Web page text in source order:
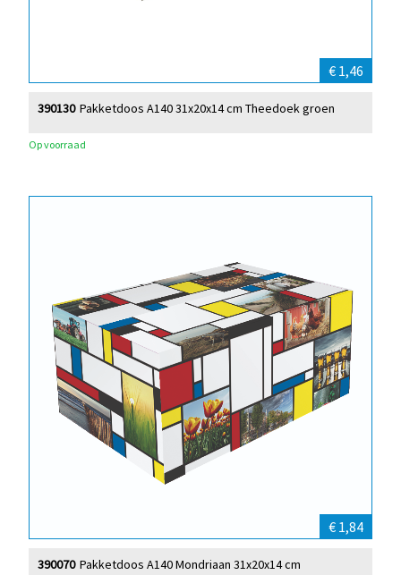
€ 1,46
Pakketdoos A140 31x20x14 cm Theedoek groen
390130
Op voorraad
€ 1,84
Pakketdoos A140 Mondriaan 31x20x14 cm
390070